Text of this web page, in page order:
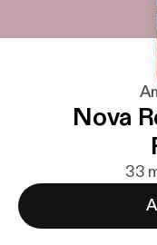
Nova
33